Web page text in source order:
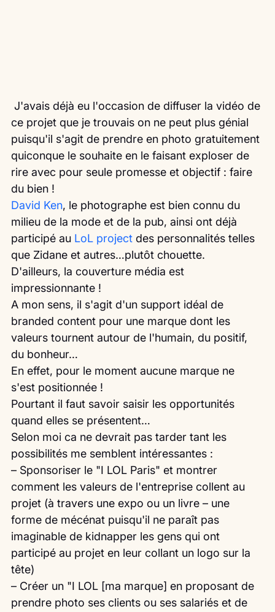
ce projet que je trouvais on ne peut plus génial
puisqu'il s'agit de prendre en photo gratuitement
quiconque le souhaite en le faisant exploser de
rire avec pour seule promesse et objectif : faire
du bien !
David Ken, le photographe est bien connu du
milieu de la mode et de la pub, ainsi ont déjà
participé au LoL project des personnalités telles
que Zidane et autres…plutôt chouette.
D'ailleurs, la couverture média est
impressionnante !
A mon sens, il s'agit d'un support idéal de
branded content pour une marque dont les
valeurs tournent autour de l'humain, du positif,
du bonheur…
En effet, pour le moment aucune marque ne
s'est positionnée !
Pourtant il faut savoir saisir les opportunités
quand elles se présentent…
Selon moi ca ne devrait pas tarder tant les
possibilités me semblent intéressantes :
– Sponsoriser le "I LOL Paris" et montrer
comment les valeurs de l'entreprise collent au
projet (à travers une expo ou un livre – une
forme de mécénat puisqu'il ne paraît pas
imaginable de kidnapper les gens qui ont
participé au projet en leur collant un logo sur la
tête)
– Créer un "I LOL [ma marque] en proposant de
prendre photo ses clients ou ses salariés et de